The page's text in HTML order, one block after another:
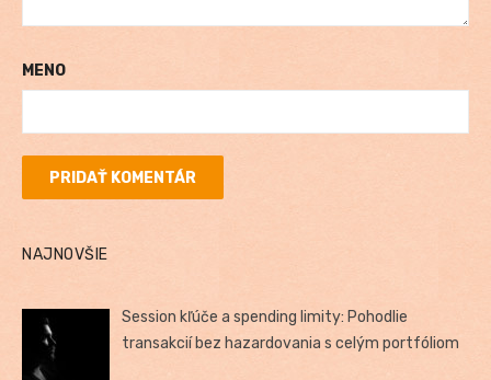
MENO
NAJNOVŠIE
Session kľúče a spending limity: Pohodlie
transakcií bez hazardovania s celým portfóliom